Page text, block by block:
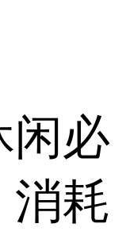
闲必
消耗